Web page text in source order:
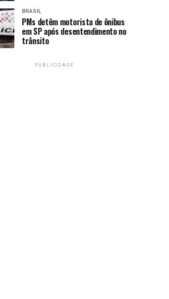
BRASIL
PMs detêm motorista de ônibus
em SP após desentendimento no
trânsito
PUBLICIDADE